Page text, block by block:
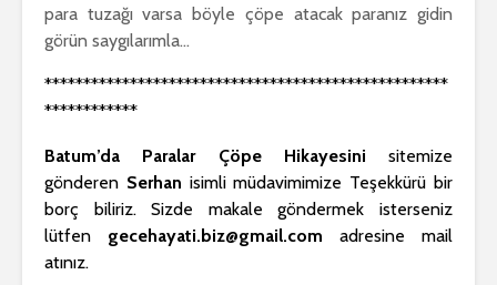
para tuzağı varsa böyle çöpe atacak paranız gidin
görün saygılarımla…
****************************************************
************
Batum’da Paralar Çöpe Hikayesini sitemize
gönderen Serhan isimli müdavimimize Teşekkürü bir
borç biliriz. Sizde makale göndermek isterseniz
lütfen gecehayati.biz@gmail.com adresine mail
atınız.